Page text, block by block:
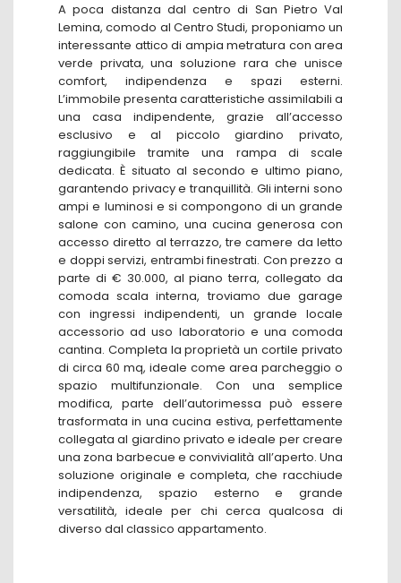
A poca distanza dal centro di San Pietro Val
Lemina, comodo al Centro Studi, proponiamo un
interessante attico di ampia metratura con area
verde privata, una soluzione rara che unisce
comfort, indipendenza e spazi esterni.
L’immobile presenta caratteristiche assimilabili a
una casa indipendente, grazie all’accesso
esclusivo e al piccolo giardino privato,
raggiungibile tramite una rampa di scale
dedicata. È situato al secondo e ultimo piano,
garantendo privacy e tranquillità. Gli interni sono
ampi e luminosi e si compongono di un grande
salone con camino, una cucina generosa con
accesso diretto al terrazzo, tre camere da letto
e doppi servizi, entrambi finestrati. Con prezzo a
parte di € 30.000, al piano terra, collegato da
comoda scala interna, troviamo due garage
con ingressi indipendenti, un grande locale
accessorio ad uso laboratorio e una comoda
cantina. Completa la proprietà un cortile privato
di circa 60 mq, ideale come area parcheggio o
spazio multifunzionale. Con una semplice
modifica, parte dell’autorimessa può essere
trasformata in una cucina estiva, perfettamente
collegata al giardino privato e ideale per creare
una zona barbecue e convivialità all’aperto. Una
soluzione originale e completa, che racchiude
indipendenza, spazio esterno e grande
versatilità, ideale per chi cerca qualcosa di
diverso dal classico appartamento.